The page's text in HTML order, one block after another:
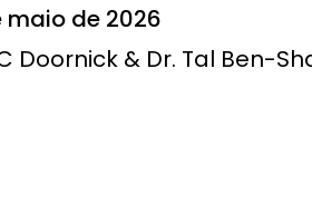
maio de 2026
Doornick & Dr. Tal Ben-